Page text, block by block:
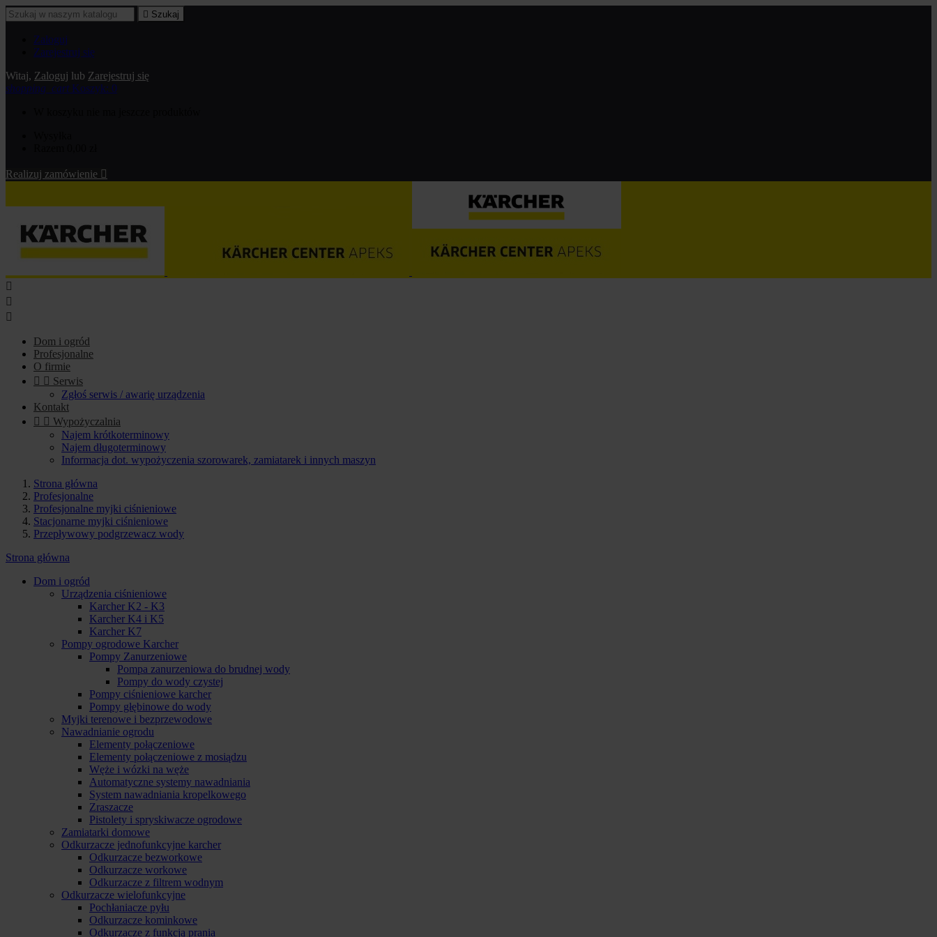
 Szukaj
Zaloguj
Zarejestruj się
Witaj, Zaloguj lub Zarejestruj się
shopping_cart Koszyk: 0
Realizuj zamówienie 



Dom i ogród
Profesjonalne
O firmie
  Serwis
Zgłoś serwis / awarię urządzenia
Kontakt
  Wypożyczalnia
Najem krótkoterminowy
Najem długoterminowy
Informacja dot. wypożyczenia szorowarek, zamiatarek i innych maszyn
Strona główna
Profesjonalne
Profesjonalne myjki ciśnieniowe
Stacjonarne myjki ciśnieniowe
Przepływowy podgrzewacz wody
Strona główna
Dom i ogród
Urządzenia ciśnieniowe
Karcher K2 - K3
Karcher K4 i K5
Karcher K7
Pompy ogrodowe Karcher
Pompy Zanurzeniowe
Pompa zanurzeniowa do brudnej wody
Pompy do wody czystej
Pompy ciśnieniowe karcher
Pompy głębinowe do wody
Myjki terenowe i bezprzewodowe
Nawadnianie ogrodu
Elementy połączeniowe
Elementy połączeniowe z mosiądzu
Węże i wózki na węże
Automatyczne systemy nawadniania
System nawadniania kropelkowego
Zraszacze
Pistolety i spryskiwacze ogrodowe
Zamiatarki domowe
Odkurzacze jednofunkcyjne karcher
Odkurzacze bezworkowe
Odkurzacze workowe
Odkurzacze z filtrem wodnym
Odkurzacze wielofunkcyjne
Pochłaniacze pyłu
Odkurzacze kominkowe
Odkurzacze z funkcją prania